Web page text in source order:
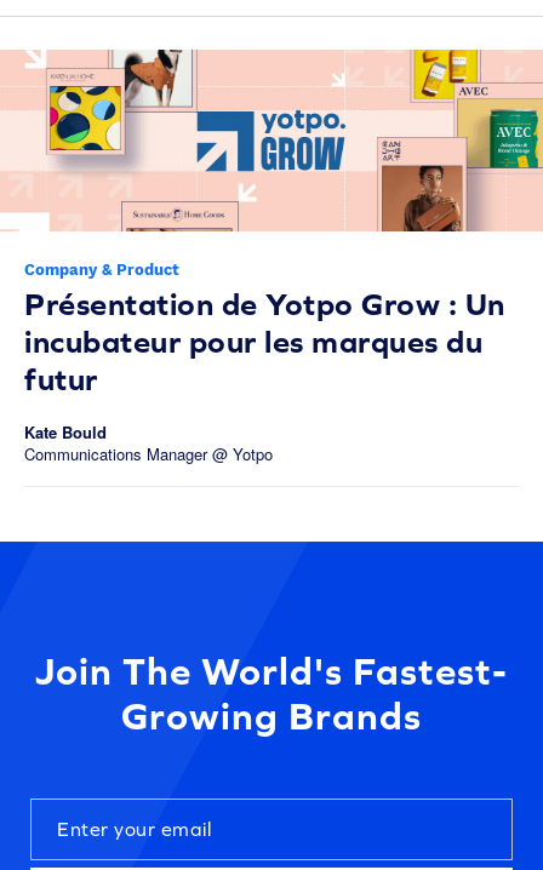
Company & Product
Présentation de Yotpo Grow : Un
incubateur pour les marques du
futur
Kate Bould
Communications Manager @ Yotpo
Join The World's Fastest-
Growing Brands